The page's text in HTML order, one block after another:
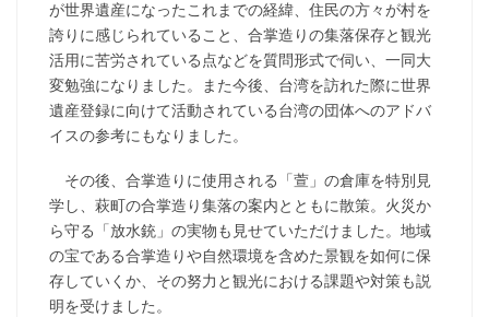
が世界遺産になったこれまでの経緯、住民の方々が村を
誇りに感じられていること、合掌造りの集落保存と観光
活用に苦労されている点などを質問形式で伺い、一同大
変勉強になりました。また今後、台湾を訪れた際に世界
遺産登録に向けて活動されている台湾の団体へのアドバ
イスの参考にもなりました。
その後、合掌造りに使用される「萱」の倉庫を特別見
学し、萩町の合掌造り集落の案内とともに散策。火災か
ら守る「放水銃」の実物も見せていただけました。地域
の宝である合掌造りや自然環境を含めた景観を如何に保
存していくか、その努力と観光における課題や対策も説
明を受けました。